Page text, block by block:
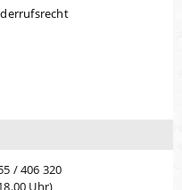
/ 406 320
Uhr)